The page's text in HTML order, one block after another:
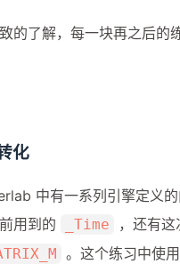
的了解，每一块再之后的
化
中有一系列引擎定义的
用到的
_Time ，还有
。这个练习中使用